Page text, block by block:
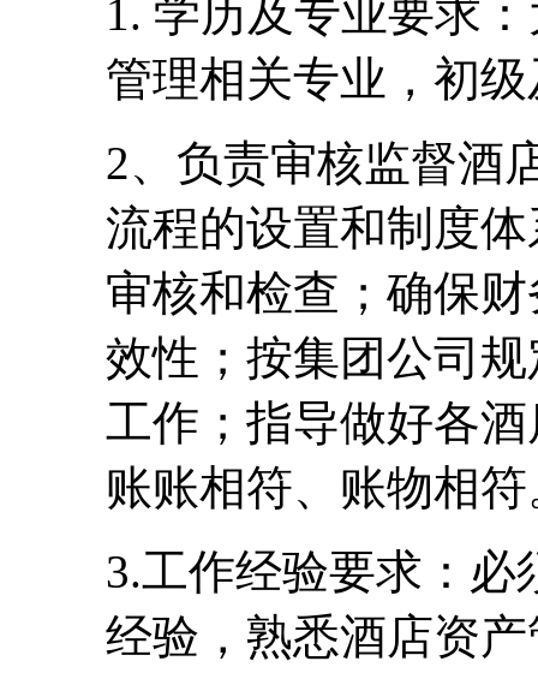
1. 学历及专业要求
管理相关专业，初
2、负责审核监督酒
流程的设置和制度
审核和检查；确保
效性；按集团公司
工作；指导做好各
账账相符、账物相符
3.工作经验要求：必
经验，熟悉酒店资